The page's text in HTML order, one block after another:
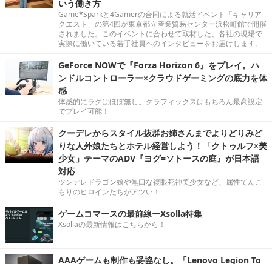
いう働き方
Game*Sparkと4Gamerの合同による就活イベント「キャリア
クエスト」の第4回が東京都立産業貿易センター浜松町館で開催
されました。このイベントに合わせて取材した、各社の現場で
実際に働いている若手社員へのインタビューをお届けします。
GeForce NOWで『Forza Horizon 6』をプレイ。ハ
ンドルコントローラー×クラウドゲーミングの底力を体
感
体感的にラグはほぼ無し。グラフィックスはもちろん最高設定
でプレイ可能！
クーデレからスタイル抜群お姉さんまでよりどりみど
りな人外娘たちとホテル経営しよう！「クトゥルフ×美
少女」テーマのADV『ヨグ=ソトースの庭』が日本語
対応
ツンデレドラゴン娘や無口な複眼死神美少女など、属性てんこ
もりのヒロインたちがアツい！
ゲームコマースの最前線ーXsolla特集
Xsollaの最新情報はこちらから！
AAAゲームも制作も妥協なし。「Lenovo Legion To